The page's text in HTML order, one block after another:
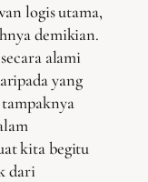
logis utama,
demikian.
alami
yang
kita begitu
dari